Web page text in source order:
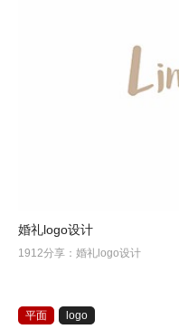
婚礼logo设计
1912分享：婚礼logo设计
平面 logo